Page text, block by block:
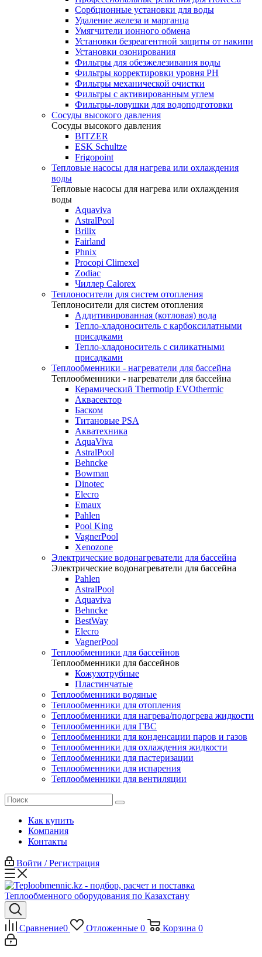
Сорбционные установки для воды
Удаление железа и марганца
Умягчители ионного обмена
Установки безреагентной защиты от накипи
Установки озонирования
Фильтры для обезжелезивания воды
Фильтры корректировки уровня PH
Фильтры механической очистки
Фильтры с активированным углем
Фильтры-ловушки для водоподготовки
Сосуды высокого давления
Сосуды высокого давления
BITZER
ESK Schultze
Frigopoint
Тепловые насосы для нагрева или охлаждения
воды
Тепловые насосы для нагрева или охлаждения
воды
Aquaviva
AstralPool
Brilix
Fairland
Phnix
Procopi Climexel
Zodiac
Чиллер Calorex
Теплоносители для систем отопления
Теплоносители для систем отопления
Аддитивированная (котловая) вода
Тепло-хладоноситель с карбоксилатными
присадками
Тепло-хладоноситель с силикатными
присадками
Теплообменники - нагреватели для бассейна
Теплообменники - нагреватели для бассейна
Керамический Thermotip EVOthermic
Аквасектор
Баском
Титановые PSA
Акватехника
AquaViva
AstralPool
Behncke
Bowman
Dinotec
Elecro
Emaux
Pahlen
Pool King
VagnerPool
Xenozone
Электрические водонагреватели для бассейна
Электрические водонагреватели для бассейна
Pahlen
AstralPool
Aquaviva
Behncke
BestWay
Elecro
VagnerPool
Теплообменники для бассейнов
Теплообменники для бассейнов
Кожухотрубные
Пластинчатые
Теплообменники водяные
Теплообменники для отопления
Теплообменники для нагрева/подогрева жидкости
Теплообменники для ГВС
Теплообменники для конденсации паров и газов
Теплообменники для охлаждения жидкости
Теплообменники для пастеризации
Теплообменники для испарения
Теплообменники для вентиляции
Как купить
Компания
Контакты
Войти / Регистрация
Сравнение0 Отложенные 0 Корзина 0